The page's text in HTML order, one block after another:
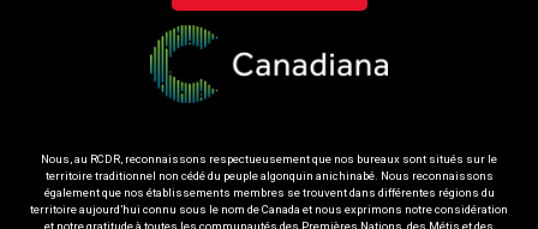
Nous, au RCDR, reconnaissons respectueusement que nos bureaux sont situés sur le
territoire traditionnel non cédé du peuple algonquin anichinabé. Nous reconnaissons
également que nos établissements membres se trouvent dans différentes régions du
territoire aujourd’hui connu sous le nom de Canada et nous exprimons notre considération
et notre gratitude à toutes les communautés des Premières Nations, des Métis et des